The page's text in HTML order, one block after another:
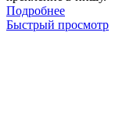
Подробнее
Быстрый просмотр